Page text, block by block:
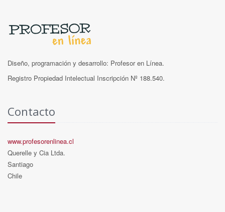
Diseño, programación y desarrollo: Profesor en Línea.
Registro Propiedad Intelectual Inscripción Nº 188.540.
Contacto
www.profesorenlinea.cl
Querelle y Cia Ltda.
Santiago
Chile